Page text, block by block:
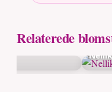
Relaterede